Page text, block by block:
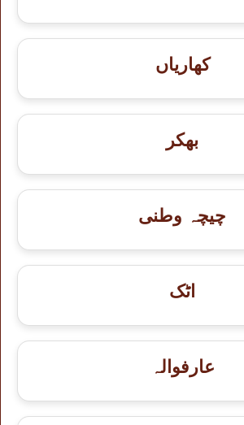
کھاریاں
بھکر
چیچہ وطنی
اٹک
عارفوالہ